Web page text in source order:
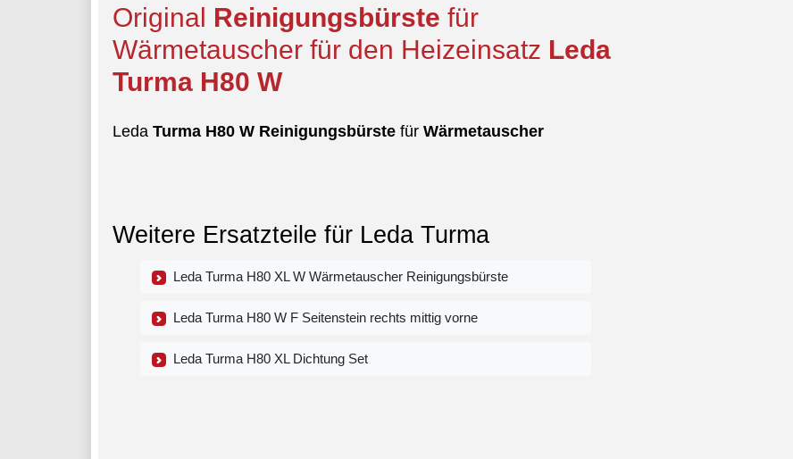
Original Reinigungsbürste für
Wärmetauscher für den Heizeinsatz Leda
Turma H80 W
Leda Turma H80 W Reinigungsbürste für Wärmetauscher
Weitere Ersatzteile für Leda Turma
Leda Turma H80 XL W Wärmetauscher Reinigungsbürste
Leda Turma H80 W F Seitenstein rechts mittig vorne
Leda Turma H80 XL Dichtung Set